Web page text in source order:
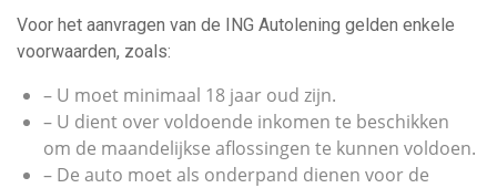
Voor het aanvragen van de ING Autolening gelden enkele
voorwaarden, zoals:
– U moet minimaal 18 jaar oud zijn.
– U dient over voldoende inkomen te beschikken
om de maandelijkse aflossingen te kunnen voldoen.
– De auto moet als onderpand dienen voor de